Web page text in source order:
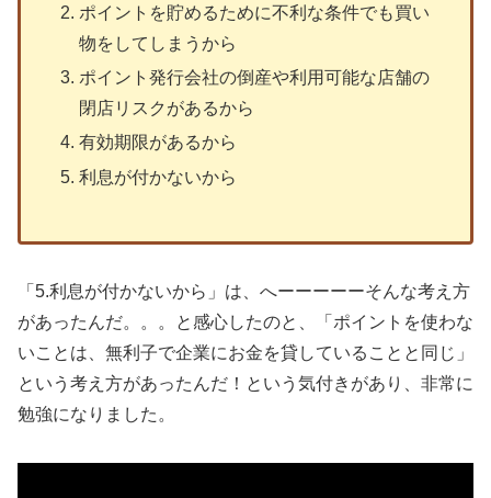
ポイントを貯めるために不利な条件でも買い
物をしてしまうから
ポイント発行会社の倒産や利用可能な店舗の
閉店リスクがあるから
有効期限があるから
利息が付かないから
「5.利息が付かないから」は、へーーーーーそんな考え方
があったんだ。。。と感心したのと、「ポイントを使わな
いことは、無利子で企業にお金を貸していることと同じ」
という考え方があったんだ！という気付きがあり、非常に
勉強になりました。